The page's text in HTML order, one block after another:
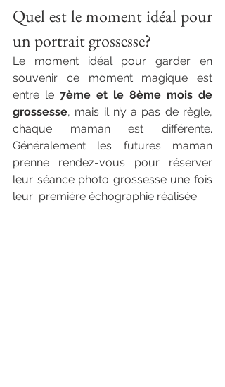
Quel est le moment idéal pour
un portrait grossesse?
Le moment idéal pour garder en
souvenir ce moment magique est
entre le 7ème et le 8ème mois de
grossesse, mais il n’y a pas de règle,
chaque maman est différente.
Généralement les futures maman
prenne rendez-vous pour réserver
leur séance photo grossesse une fois
leur  première échographie réalisée.